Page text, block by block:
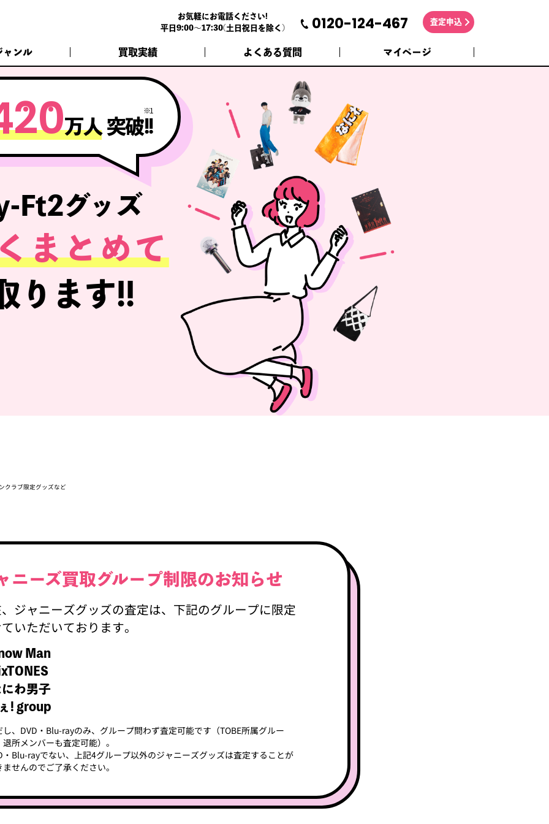
お気軽にお電話ください!
平日9:00～17:30(土日祝日を除く)
0120-124-467 査定申込
ャンル 買取実績 よくある質問 マイページ
20万人 突破!!
※1
Ft2グッズ
まとめて
ります!!
クラブ限定グッズなど
ジャニーズ買取
現在、ジャニーズグッズの査定は、下記のグループに限定
させていただいております。
・Snow Man
・SixTONES
・Aぇ! group